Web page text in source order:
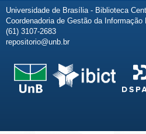
Universidade de Brasília - Biblioteca
Coordenadoria de Gestão da Informação
(61) 3107-2683
repositorio@unb.br